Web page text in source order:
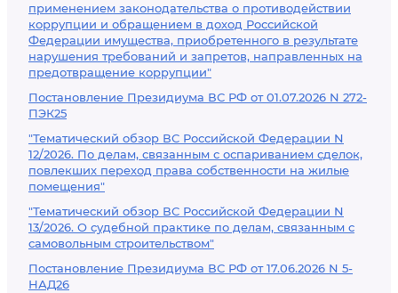
применением законодательства о противодействии
коррупции и обращением в доход Российской
Федерации имущества, приобретенного в результате
нарушения требований и запретов, направленных на
предотвращение коррупции"
Постановление Президиума ВС РФ от 01.07.2026 N 272-
ПЭК25
"Тематический обзор ВС Российской Федерации N
12/2026. По делам, связанным с оспариванием сделок,
повлекших переход права собственности на жилые
помещения"
"Тематический обзор ВС Российской Федерации N
13/2026. О судебной практике по делам, связанным с
самовольным строительством"
Постановление Президиума ВС РФ от 17.06.2026 N 5-
НАД26